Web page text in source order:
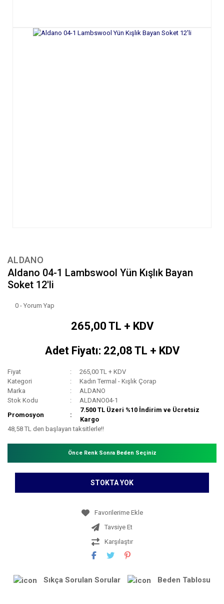
ALDANO
Aldano 04-1 Lambswool Yün Kışlık Bayan
Soket 12'li
0 - Yorum Yap
265,00 TL + KDV
Adet Fiyatı: 22,08 TL + KDV
Fiyat
265,00 TL + KDV
Kategori
Kadın Termal - Kışlık Çorap
Marka
ALDANO
Stok Kodu
ALDANO04-1
Promosyon
7.500 TL Üzeri %10 İndirim ve Ücretsiz
Kargo
48,58 TL den başlayan taksitlerle!!
Önce Renk Sonra Beden Seçiniz
STOKTA YOK
Tavsiye Et
Karşılaştır
Sıkça Sorulan Sorular Beden Tablosu